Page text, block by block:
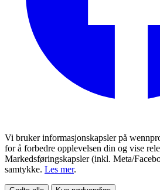
Vi bruker informasjonskapsler på
for å forbedre opplevelsen din og vise
Markedsføringskapsler (inkl. Meta/
samtykke. Les mer.